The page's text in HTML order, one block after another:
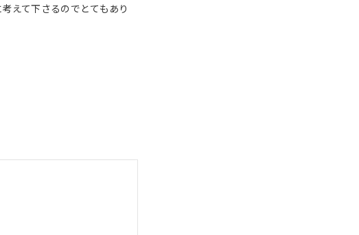
えて下さるのでとてもあり